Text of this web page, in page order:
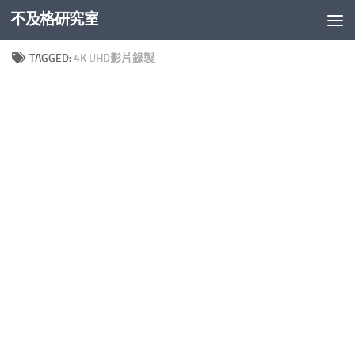
Skip to content
不及格研究室
TAGGED:4K UHD影片錄製